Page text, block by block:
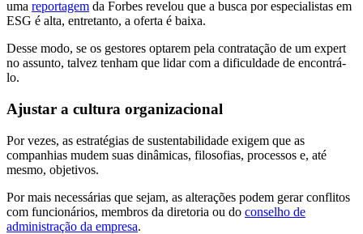
uma reportagem da Forbes revelou que a busca por especialistas em
ESG é alta, entretanto, a oferta é baixa.
Desse modo, se os gestores optarem pela contratação de um expert
no assunto, talvez tenham que lidar com a dificuldade de encontrá-
lo.
Ajustar a cultura organizacional
Por vezes, as estratégias de sustentabilidade exigem que as
companhias mudem suas dinâmicas, filosofias, processos e, até
mesmo, objetivos.
Por mais necessárias que sejam, as alterações podem gerar conflitos
com funcionários, membros da diretoria ou do conselho de
administração da empresa.